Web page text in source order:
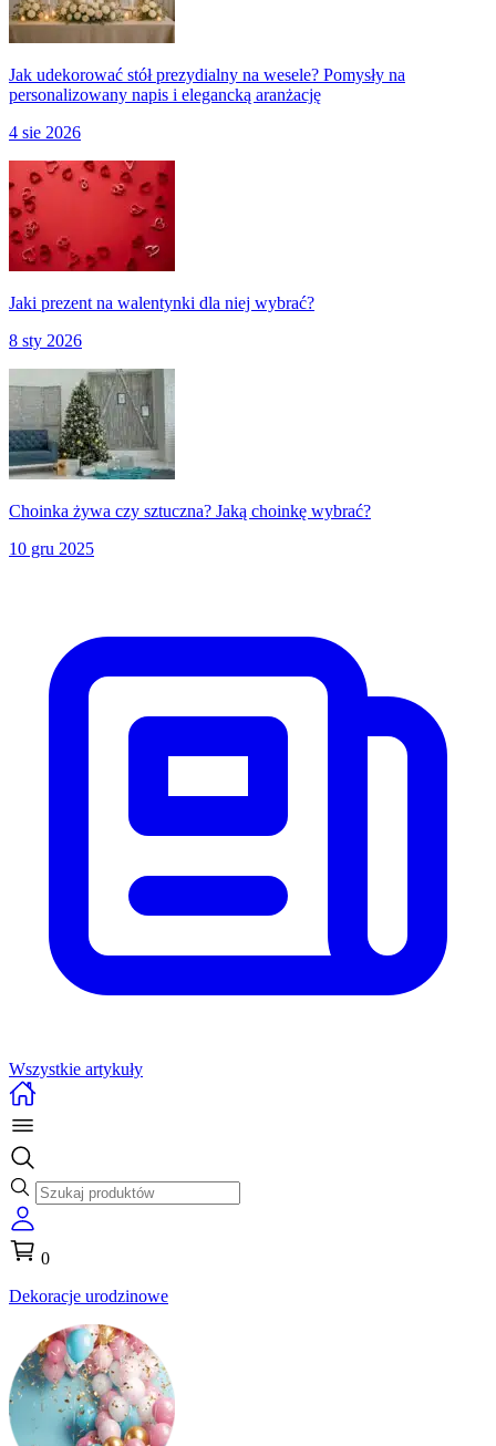
Jak udekorować stół prezydialny na wesele? Pomysły na
personalizowany napis i elegancką aranżację
4 sie 2026
Jaki prezent na walentynki dla niej wybrać?
8 sty 2026
Choinka żywa czy sztuczna? Jaką choinkę wybrać?
10 gru 2025
Wszystkie artykuły
0
Dekoracje urodzinowe